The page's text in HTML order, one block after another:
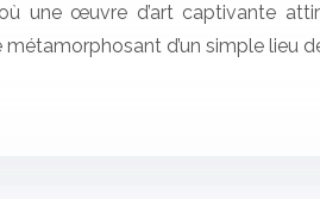
une œuvre d’art captivante
d’un simple lieu